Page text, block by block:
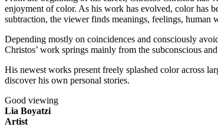
enjoyment of color. As his work has evolved, color has
subtraction, the viewer finds meanings, feelings, human
Depending mostly on coincidences and consciously
Christos’ work springs mainly from the subconscious
His newest works present freely splashed color across
discover his own personal stories.
Good viewing
Lia Boyatzi
Artist